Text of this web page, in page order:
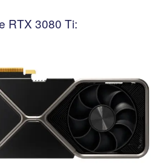
RTX 3080 Ti: